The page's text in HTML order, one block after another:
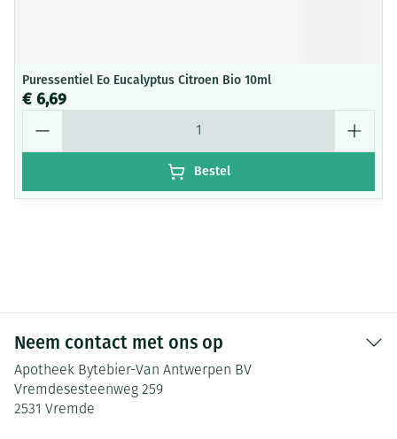
Puressentiel Eo Eucalyptus Citroen Bio 10ml
€ 6,69
Bestel
Neem contact met ons op
Apotheek Bytebier-Van Antwerpen BV
Vremdesesteenweg 259
2531 Vremde